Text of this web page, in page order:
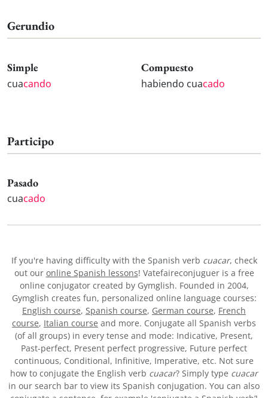
Gerundio
Simple
cuacando
Compuesto
habiendo cuacado
Participo
Pasado
cuacado
If you're having difficulty with the Spanish verb cuacar, check
out our online Spanish lessons! Vatefaireconjuguer is a free
online conjugator created by Gymglish. Founded in 2004,
Gymglish creates fun, personalized online language courses:
English course, Spanish course, German course, French
course, Italian course and more. Conjugate all Spanish verbs
(of all groups) in every tense and mode: Indicative, Present,
Past-perfect, Present perfect progressive, Future perfect
continuous, Conditional, Infinitive, Imperative, etc. Not sure
how to conjugate the English verb cuacar? Simply type cuacar
in our search bar to view its Spanish conjugation. You can also